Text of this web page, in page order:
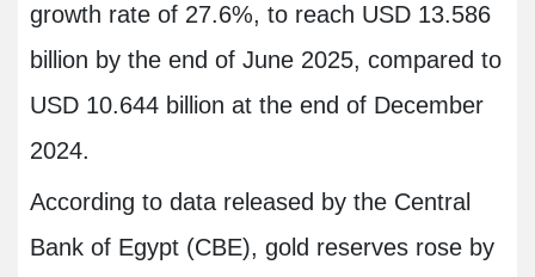
growth rate of 27.6%, to reach USD 13.586
billion by the end of June 2025, compared to
USD 10.644 billion at the end of December
2024.
According to data released by the Central
Bank of Egypt (CBE), gold reserves rose by